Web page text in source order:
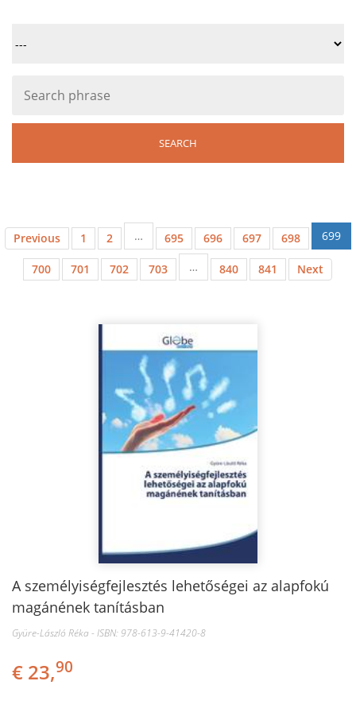
Previous 1 2 … 695 696 697 698 699
700 701 702 703 … 840 841 Next
A személyiségfejlesztés lehetőségei az alapfokú
magánének tanításban
Gyüre-László Réka - ISBN: 978-613-9-41420-8
€ 23,90